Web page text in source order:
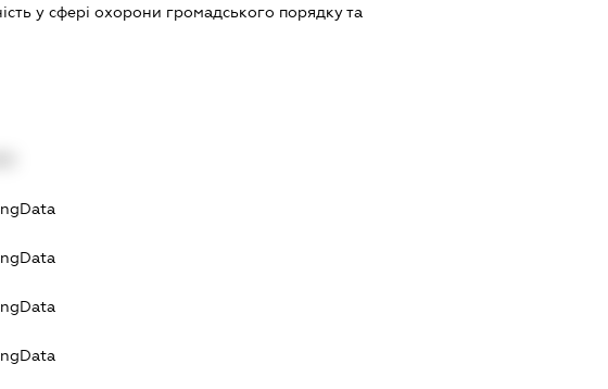
у сфері охорони громадського порядку та